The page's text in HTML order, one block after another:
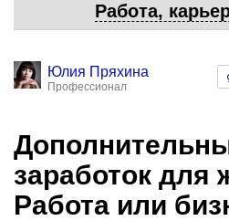
Работа,
Юлия Пряхина
Профессионал
заработок для
Работа или